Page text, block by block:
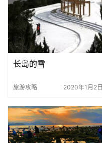
长岛的雪
旅游攻略 2020年1月2日